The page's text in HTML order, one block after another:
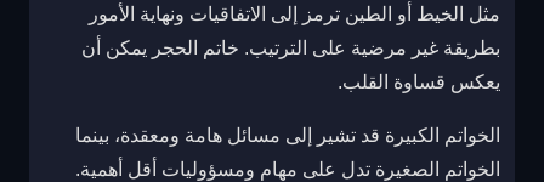
مثل الخيط أو الطين ترمز إلى الاتفاقيات ونهاية الأمور
بطريقة غير مرضية على الترتيب. خاتم الحجر يمكن أن
يعكس قساوة القلب.
الخواتم الكبيرة قد تشير إلى مسائل هامة ومعقدة، بينما
الخواتم الصغيرة تدل على مهام ومسؤوليات أقل أهمية.